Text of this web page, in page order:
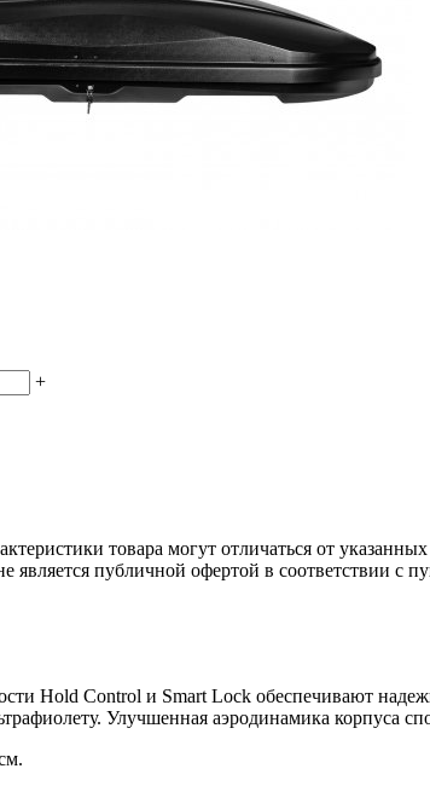
+
товара могут отличаться от
является публичной офертой в соответствии с
Hold Control и Smart Lock обеспечивают
Улучшенная аэродинамика корпуса